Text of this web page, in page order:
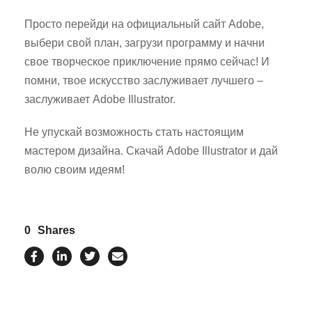
Просто перейди на официальный сайт Adobe,
выбери свой план, загрузи программу и начни
свое творческое приключение прямо сейчас! И
помни, твое искусство заслуживает лучшего –
заслуживает Adobe Illustrator.
Не упускай возможность стать настоящим
мастером дизайна. Скачай Adobe Illustrator и дай
волю своим идеям!
0 Shares